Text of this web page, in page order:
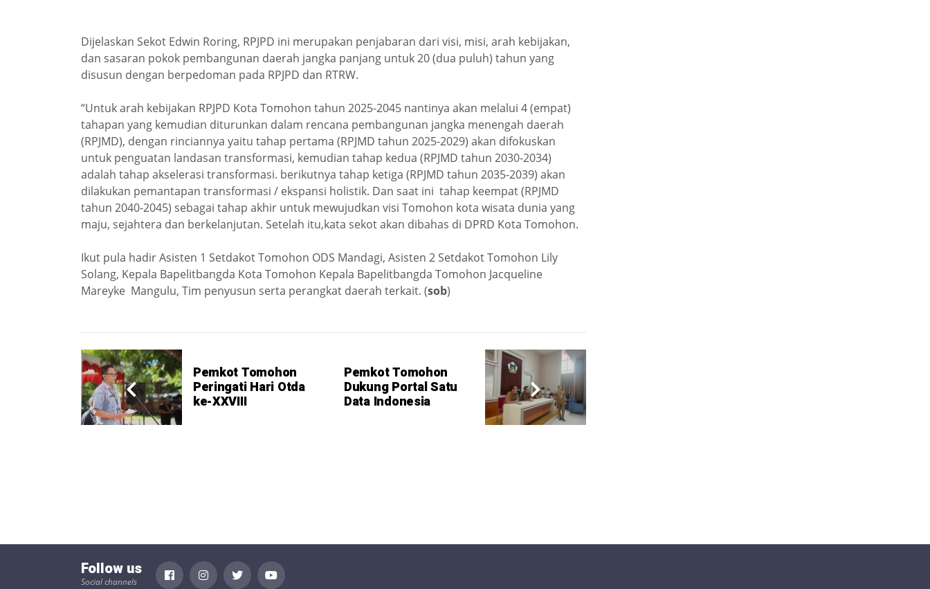
Dijelaskan Sekot Edwin Roring, RPJPD ini merupakan penjabaran dari visi, misi, arah kebijakan,
dan sasaran pokok pembangunan daerah jangka panjang untuk 20 (dua puluh) tahun yang
disusun dengan berpedoman pada RPJPD dan RTRW.
“Untuk arah kebijakan RPJPD Kota Tomohon tahun 2025-2045 nantinya akan melalui 4 (empat)
tahapan yang kemudian diturunkan dalam rencana pembangunan jangka menengah daerah
(RPJMD), dengan rinciannya yaitu tahap pertama (RPJMD tahun 2025-2029) akan difokuskan
untuk penguatan landasan transformasi, kemudian tahap kedua (RPJMD tahun 2030-2034)
adalah tahap akselerasi transformasi. berikutnya tahap ketiga (RPJMD tahun 2035-2039) akan
dilakukan pemantapan transformasi / ekspansi holistik. Dan saat ini tahap keempat (RPJMD
tahun 2040-2045) sebagai tahap akhir untuk mewujudkan visi Tomohon kota wisata dunia yang
maju, sejahtera dan berkelanjutan. Setelah itu,kata sekot akan dibahas di DPRD Kota Tomohon.
Ikut pula hadir Asisten 1 Setdakot Tomohon ODS Mandagi, Asisten 2 Setdakot Tomohon Lily
Solang, Kepala Bapelitbangda Kota Tomohon Kepala Bapelitbangda Tomohon Jacqueline
Mareyke Mangulu, Tim penyusun serta perangkat daerah terkait. (sob)
Pemkot Tomohon
Peringati Hari Otda
ke-XXVIII
Pemkot Tomohon
Dukung Portal Satu
Data Indonesia
Follow us
Social channels